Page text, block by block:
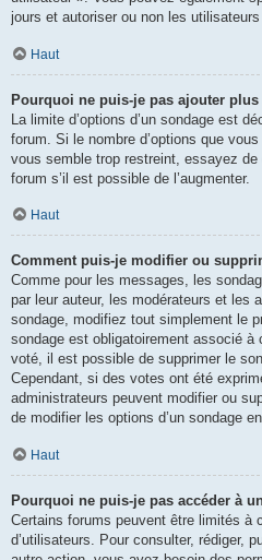
jours et autoriser ou non les
Haut
Pourquoi ne puis-je pas ajouter
La limite d’options d’un sondage est
forum. Si le nombre d’options que
vous semble trop restreint, essayez
forum s’il est possible de l’augmenter.
Haut
Comment puis-je modifier ou
Comme pour les messages, les
par leur auteur, les modérateurs et les
sondage, modifiez tout simplement le
sondage est obligatoirement associé à
voté, il est possible de supprimer le
Cependant, si des votes ont été
administrateurs peuvent modifier ou
de modifier les options d’un sondage
Haut
Pourquoi ne puis-je pas accéder à
Certains forums peuvent être limités à
d’utilisateurs. Pour consulter, rédiger,